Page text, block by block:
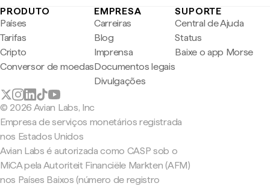
PRODUTO
Países
Tarifas
Cripto
Conversor de moedas
EMPRESA
Carreiras
Blog
Imprensa
Documentos legais
Divulgações
SUPORTE
Central de Ajuda
Status
Baixe o app Morse
© 2026 Avian Labs, Inc
Empresa de serviços monetários registrada
nos Estados Unidos
Avian Labs é autorizada como CASP sob o
MiCA pela Autoriteit Financiële Markten (AFM)
nos Países Baixos (número de registro